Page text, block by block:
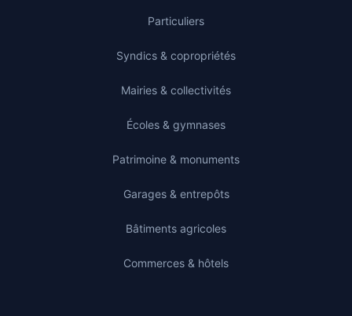
Particuliers
Syndics & copropriétés
Mairies & collectivités
Écoles & gymnases
Patrimoine & monuments
Garages & entrepôts
Bâtiments agricoles
Commerces & hôtels